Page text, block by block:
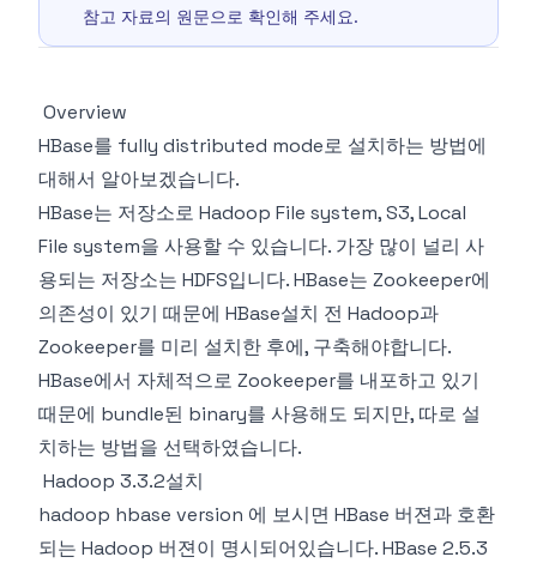
참고 자료의 원문으로 확인해 주세요.
Overview
HBase를 fully distributed mode로 설치하는 방법에
대해서 알아보겠습니다.
HBase는 저장소로 Hadoop File system, S3, Local
File system을 사용할 수 있습니다. 가장 많이 널리 사
용되는 저장소는 HDFS입니다. HBase는 Zookeeper에
의존성이 있기 때문에 HBase설치 전 Hadoop과
Zookeeper를 미리 설치한 후에, 구축해야합니다.
HBase에서 자체적으로 Zookeeper를 내포하고 있기
때문에 bundle된 binary를 사용해도 되지만, 따로 설
치하는 방법을 선택하였습니다.
Hadoop 3.3.2설치
hadoop hbase version 에 보시면 HBase 버젼과 호환
되는 Hadoop 버젼이 명시되어있습니다. HBase 2.5.3